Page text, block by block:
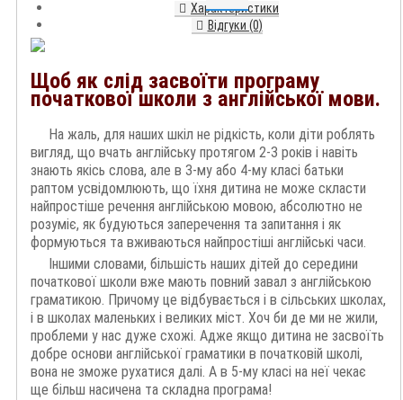
Характеристики
Відгуки (0)
Щоб як слід засвоїти програму
початкової школи з англійської мови.
На жаль, для наших шкіл не рідкість, коли діти роблять
вигляд, що вчать англійську протягом 2-3 років і навіть
знають якісь слова, але в 3-му або 4-му класі батьки
раптом усвідомлюють, що їхня дитина не може скласти
найпростіше речення англійською мовою, абсолютно не
розуміє, як будуються заперечення та запитання і як
формуються та вживаються найпростіші англійські часи.
Іншими словами, більшість наших дітей до середини
початкової школи вже мають повний завал з англійською
граматикою. Причому це відбувається і в сільських школах,
і в школах маленьких і великих міст. Хоч би де ми не жили,
проблеми у нас дуже схожі. Адже якщо дитина не засвоїть
добре основи англійської граматики в початковій школі,
вона не зможе рухатися далі. А в 5-му класі на неї чекає
ще більш насичена та складна програма!